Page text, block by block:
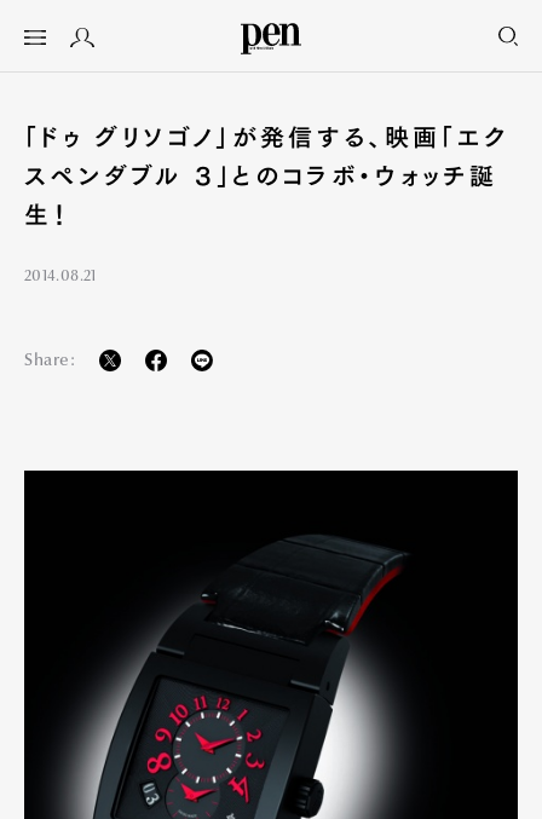
「ドゥ グリソゴノ」が発信する、映画「エク
スペンダブル ３」とのコラボ・ウォッチ誕
生！
2014.08.21
Share: